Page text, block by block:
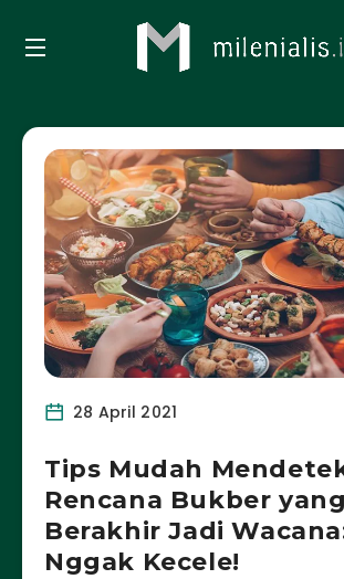
28 April 2021
Tips Mudah
Rencana Bukber yang
Berakhir Jadi
Nggak Kecele!